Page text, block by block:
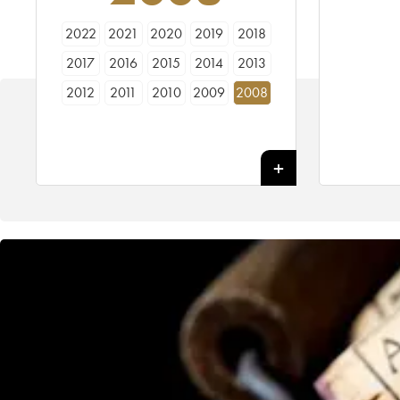
2022 2021 2020 2019
2018
2017
2016 2015 2014
2013
2012
2011 2010 2009
2008
1998
1997
1996 1992 1990
1989